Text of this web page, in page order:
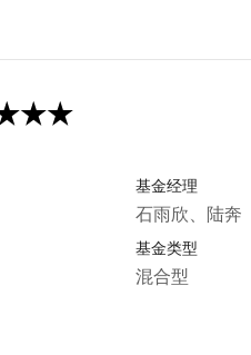
基金经理
石雨欣、陆奔
基金类型
混合型